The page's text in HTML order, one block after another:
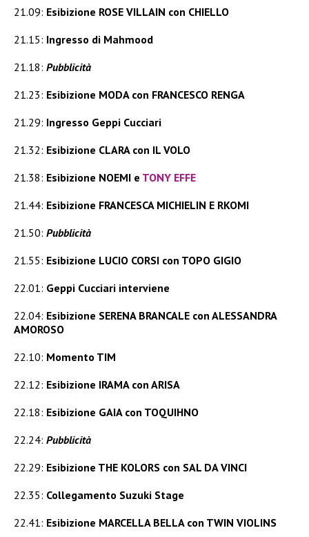
21.09: Esibizione ROSE VILLAIN con CHIELLO
21.15: Ingresso di Mahmood
21.18: Pubblicità
21.23: Esibizione MODA con FRANCESCO RENGA
21.29: Ingresso Geppi Cucciari
21.32: Esibizione CLARA con IL VOLO
21.38: Esibizione NOEMI e TONY EFFE
21.44: Esibizione FRANCESCA MICHIELIN E RKOMI
21.50: Pubblicità
21.55: Esibizione LUCIO CORSI con TOPO GIGIO
22.01: Geppi Cucciari interviene
22.04: Esibizione SERENA BRANCALE con ALESSANDRA
AMOROSO
22.10: Momento TIM
22.12: Esibizione IRAMA con ARISA
22.18: Esibizione GAIA con TOQUIHNO
22.24: Pubblicità
22.29: Esibizione THE KOLORS con SAL DA VINCI
22.35: Collegamento Suzuki Stage
22.41: Esibizione MARCELLA BELLA con TWIN VIOLINS